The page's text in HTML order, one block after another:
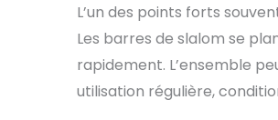
L’un des points forts
Les barres de slalom se
rapidement. L’ensemble
utilisation régulière,